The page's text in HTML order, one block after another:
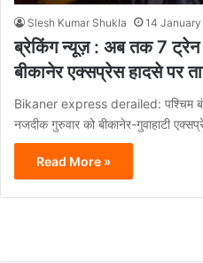
Slesh Kumar Shukla 14
ब्रेकिंग न्यूज़ : अब तक 7 ट्रेन
बीकानेर एक्सप्रेस हादसे पर
Bikaner express derailed: पश्चिम
नजदीक गुरुवार को बीकानेर-गुवाहाटी
Read More »